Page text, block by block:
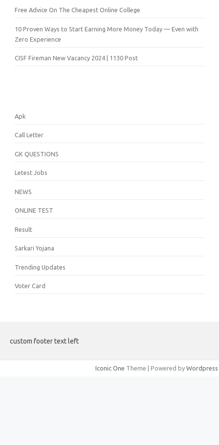
Free Advice On The Cheapest Online College
10 Proven Ways to Start Earning More Money Today — Even with
Zero Experience
CISF Fireman New Vacancy 2024 | 1130 Post
Apk
Call Letter
GK QUESTIONS
Letest Jobs
NEWS
ONLINE TEST
Result
Sarkari Yojana
Trending Updates
Voter Card
custom footer text left
Iconic One Theme | Powered by Wordpress